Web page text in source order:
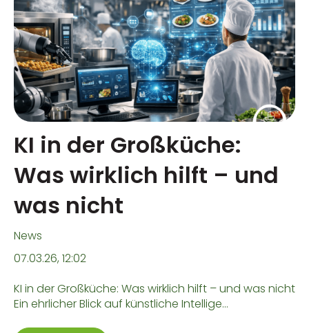
KI in der Großküche:
Was wirklich hilft – und
was nicht
News
07.03.26, 12:02
KI in der Großküche: Was wirklich hilft – und was nicht
Ein ehrlicher Blick auf künstliche Intellige...